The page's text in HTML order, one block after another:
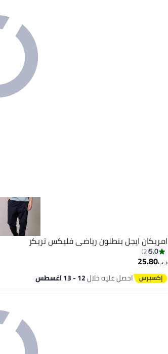
امريكان ايجل بنطلون رياضي فليكس تريكر
5.0
2
د.ب‏25.80
احصل عليه خلال12 - 13 اغسطس